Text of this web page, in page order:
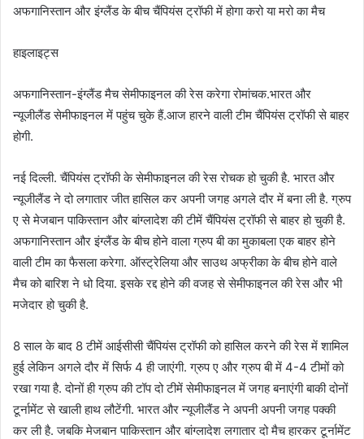
अफगानिस्तान और इंग्लैंड के बीच चैंपियंस ट्रॉफी में होगा करो या मरो का मैच
हाइलाइट्स
अफगानिस्तान-इंग्लैंड मैच सेमीफाइनल की रेस करेगा रोमांचक.भारत और
न्यूजीलैंड सेमीफाइनल में पहुंच चुके हैं.आज हारने वाली टीम चैंपियंस ट्रॉफी से बाहर
होगी.
नई दिल्ली. चैंपियंस ट्रॉफी के सेमीफाइनल की रेस रोचक हो चुकी है. भारत और
न्यूजीलैंड ने दो लगातार जीत हासिल कर अपनी जगह अगले दौर में बना ली है. ग्रुप
ए से मेजबान पाकिस्तान और बांग्लादेश की टीमें चैंपियंस ट्रॉफी से बाहर हो चुकी है.
अफगानिस्तान और इंग्लैंड के बीच होने वाला ग्रुप बी का मुकाबला एक बाहर होने
वाली टीम का फैसला करेगा. ऑस्ट्रेलिया और साउथ अफ्रीका के बीच होने वाले
मैच को बारिश ने धो दिया. इसके रद्द होने की वजह से सेमीफाइनल की रेस और भी
मजेदार हो चुकी है.
8 साल के बाद 8 टीमें आईसीसी चैंपियंस ट्रॉफी को हासिल करने की रेस में शामिल
हुई लेकिन अगले दौर में सिर्फ 4 ही जाएंगी. ग्रुप ए और ग्रुप बी में 4-4 टीमों को
रखा गया है. दोनों ही ग्रुप की टॉप दो टीमें सेमीफाइनल में जगह बनाएंगी बाकी दोनों
टूर्नामेंट से खाली हाथ लौटेंगी. भारत और न्यूजीलैंड ने अपनी अपनी जगह पक्की
कर ली है. जबकि मेजबान पाकिस्तान और बांग्लादेश लगातार दो मैच हारकर टूर्नामेंट